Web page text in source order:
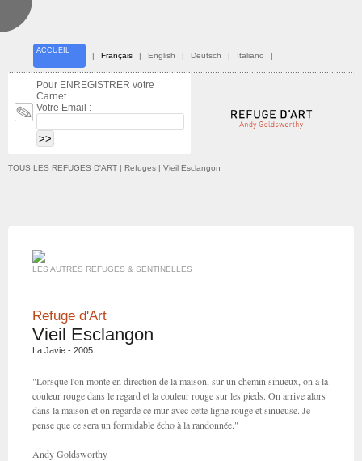
ACCUEIL
| Français | English | Deutsch | Italiano |
Pour ENREGISTRER votre
Carnet
Votre Email :
TOUS LES REFUGES D'ART | Refuges | Vieil Esclangon
LES AUTRES REFUGES & SENTINELLES
Refuge d'Art
Vieil Esclangon
La Javie - 2005
"Lorsque l'on monte en direction de la maison, sur un chemin sinueux, on a la
couleur rouge dans le regard et la couleur rouge sur les pieds. On arrive alors
dans la maison et on regarde ce mur avec cette ligne rouge et sinueuse. Je
pense que ce sera un formidable écho à la randonnée."
Andy Goldsworthy